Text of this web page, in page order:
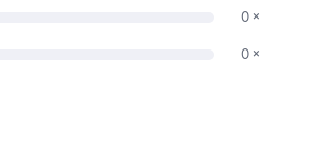
0 ×
0 ×